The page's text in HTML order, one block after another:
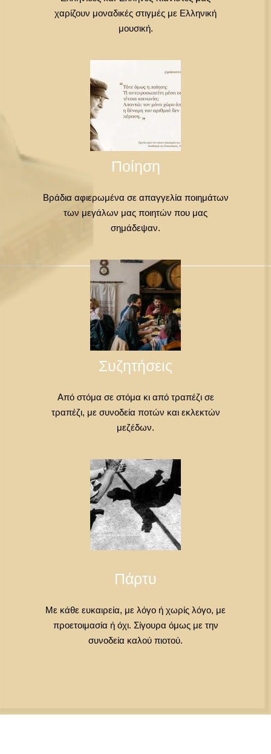
χαρίζουν μοναδικές στιγμές με Ελληνική
μουσική.
Ποίηση
Βράδια αφιερωμένα σε απαγγελία ποιημάτων
των μεγάλων μας ποιητών που μας
σημάδεψαν.
Συζητήσεις
Από στόμα σε στόμα κι από τραπέζι σε
τραπέζι, με συνοδεία ποτών και εκλεκτών
μεζέδων.
Πάρτυ
Με κάθε ευκαιρεία, με λόγο ή χωρίς λόγο, με
προετοιμασία ή όχι. Σίγουρα όμως με την
συνοδεία καλού πιοτού.